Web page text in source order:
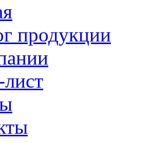
продукции